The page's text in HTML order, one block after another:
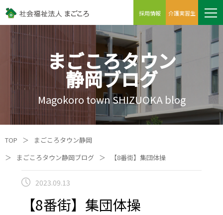
採用情報 介護実習生
まごころタウン
静岡ブログ
Magokoro town SHIZUOKA blog
TOP ＞
まごころタウン静岡
＞
まごころタウン静岡ブログ ＞ 【8番街】集団体操
2023.09.13
【8番街】集団体操